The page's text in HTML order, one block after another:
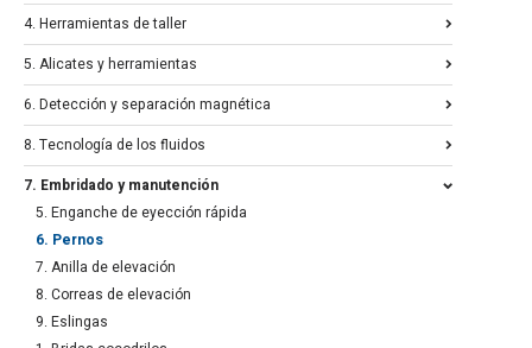
4. Herramientas de taller
5. Alicates y herramientas
6. Detección y separación magnética
8. Tecnología de los fluidos
7. Embridado y manutención
5. Enganche de eyección rápida
6. Pernos
7. Anilla de elevación
8. Correas de elevación
9. Eslingas